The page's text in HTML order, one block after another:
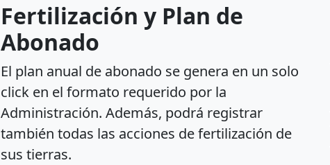
Fertilización y Plan de
Abonado
El plan anual de abonado se genera en un solo
click en el formato requerido por la
Administración. Además, podrá registrar
también todas las acciones de fertilización de
sus tierras.